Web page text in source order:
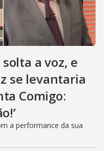
a voz, e
se levantaria
Comigo:
a performance da sua